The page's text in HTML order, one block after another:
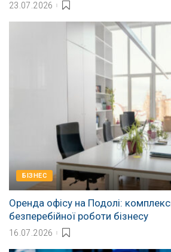
23.07.2026
БІЗНЕС
Оренда офісу на Подолі:
безперебійної роботи бізнесу
16.07.2026